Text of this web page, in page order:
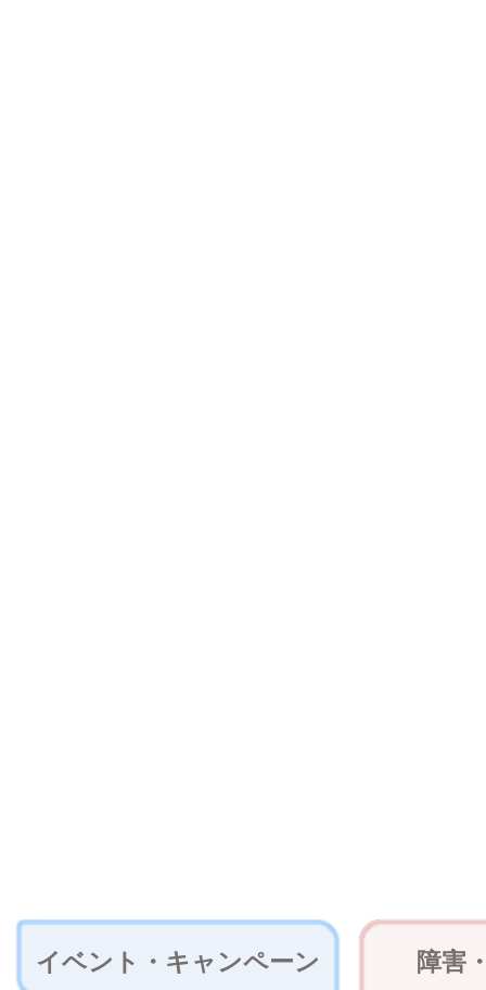
イベント・キャンペーン 障害